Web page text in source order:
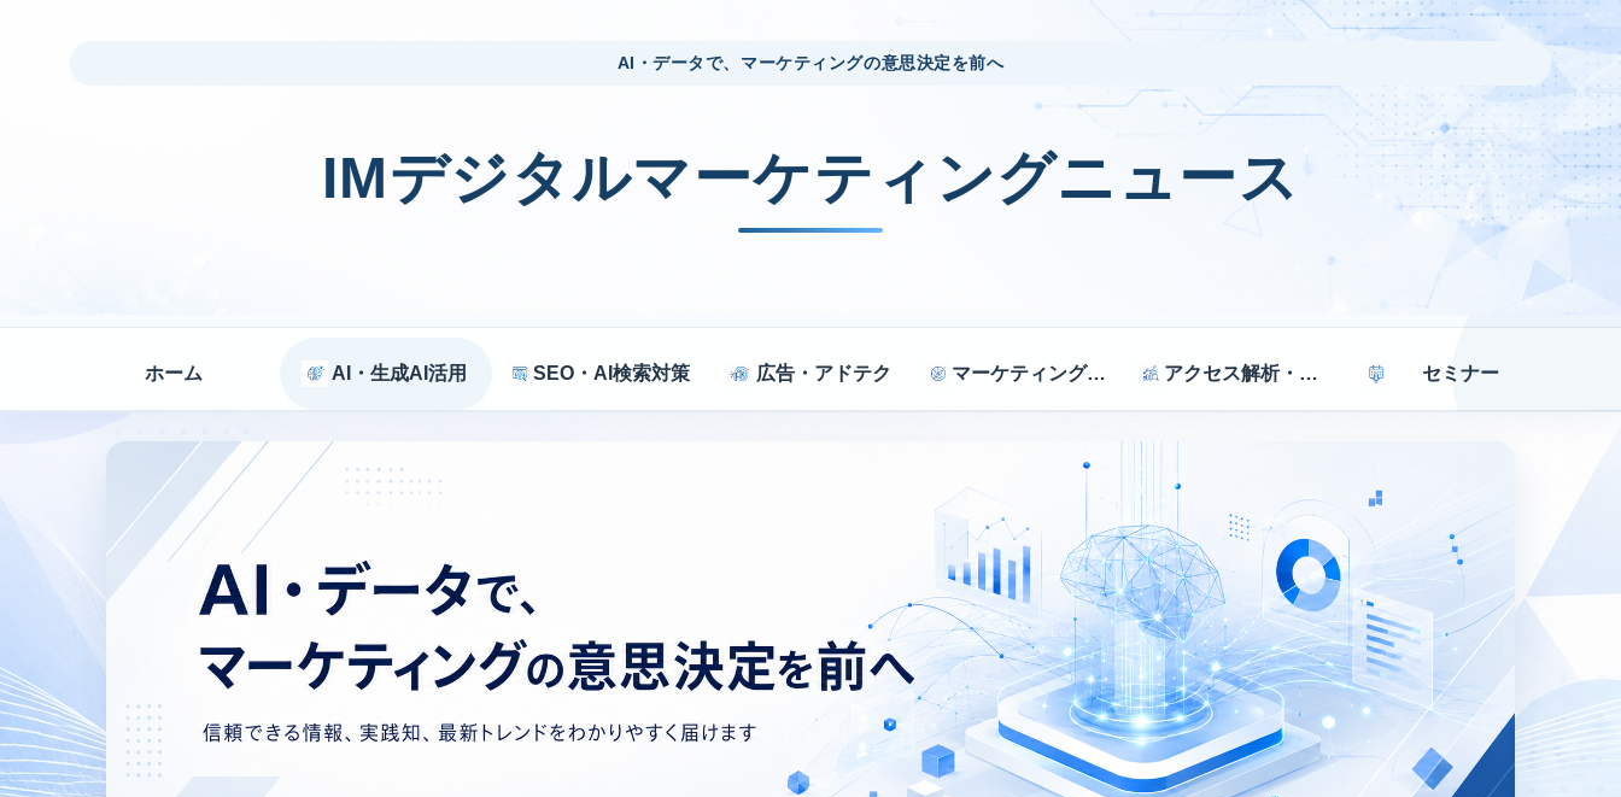
AI・データで、マーケティングの意思決定を前へ
IMデジタルマーケティングニュース
ホーム AI・生成AI活用 SEO・AI検索対策 広告・アドテク マーケティング戦略 アクセス解析・効果測定 セミナー